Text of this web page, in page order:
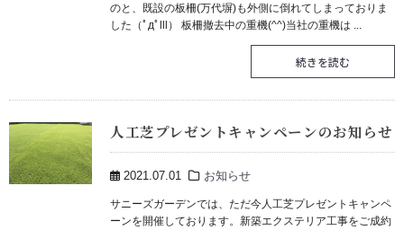
のと、既設の板柵(万代塀)も外側に倒れてしまっておりま
した（ﾟдﾟlll） 板柵撤去中の重機(^^)当社の重機は ...
続きを読む
人工芝プレゼントキャンペーンのお知らせ
2021.07.01 お知らせ
サニーズガーデンでは、ただ今人工芝プレゼントキャンペ
ーンを開催しております。新築エクステリア工事をご成約